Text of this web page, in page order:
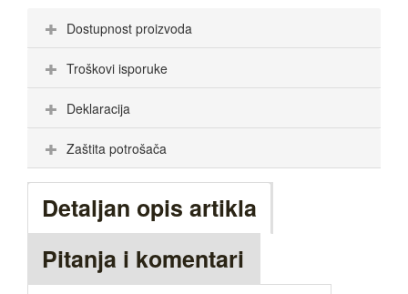
Dostupnost proizvoda
Troškovi isporuke
Deklaracija
Zaštita potrošača
Detaljan opis artikla
Pitanja i komentari